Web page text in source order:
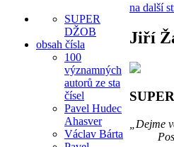
SUPER
DŽOB
obsah čísla
100
významných
autorů ze sta
čísel
Pavel Hudec
Ahasver
Václav Bárta
na další
Jiří
„Dejme